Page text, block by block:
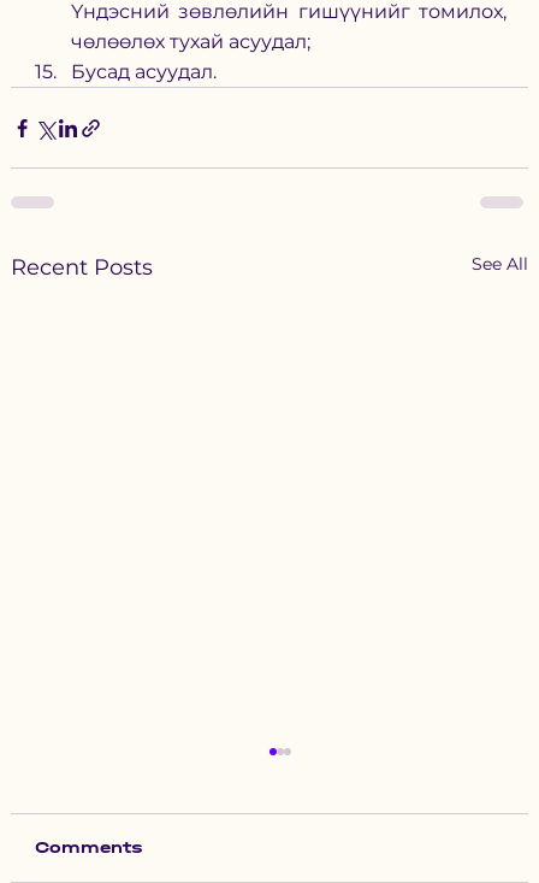
Үндэсний зөвлөлийн гишүүнийг томилох,
чөлөөлөх тухай асуудал;
Бусад асуудал.
Recent Posts See All
Comments